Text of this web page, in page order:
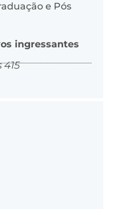
e Pós
ingressantes